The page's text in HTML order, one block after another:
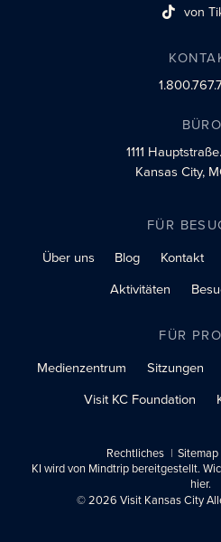
Link zum
von
BÜRO
1111 Hauptstraße.
Kansas City,
FÜR
Über uns
Blog Kontakt
Aktivitäten
FÜR
Medienzentrum
Sitzungen
Visit KC Foundation
Rechtliches Sitemap
KI wird von Mindtrip bereitgestellt.
hier.
© 2026 Visit Kansas City